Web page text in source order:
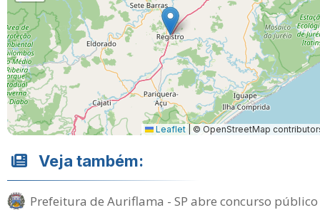
Leaflet © OpenStreetMap
Veja também:
Prefeitura de Auriflama - SP abre concurso público